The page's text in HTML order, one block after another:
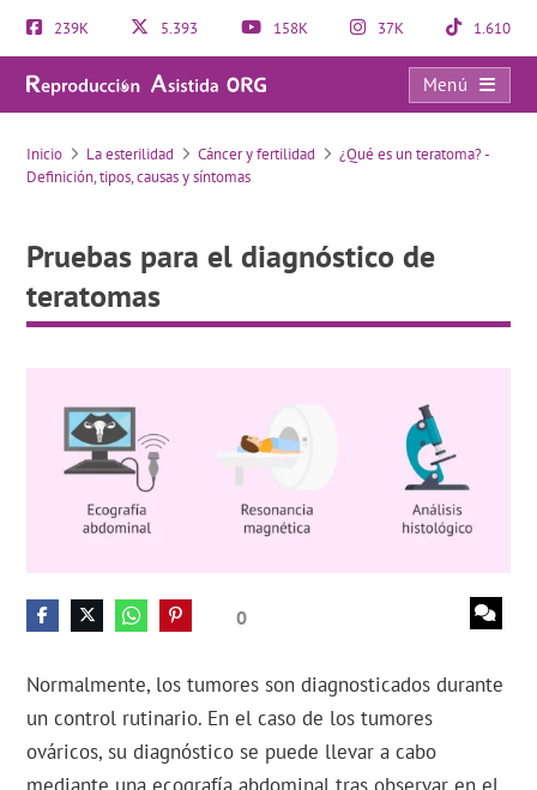
239K 5.393 158K 37K 1.610
Menú
Pruebas para el diagnóstico de teratomas
Inicio La esterilidad Cáncer y fertilidad
¿Qué es un teratoma? -
Definición, tipos, causas y síntomas
Pruebas para el diagnóstico de
teratomas
0
Normalmente, los tumores son diagnosticados durante
un control rutinario. En el caso de los tumores
ováricos, su diagnóstico se puede llevar a cabo